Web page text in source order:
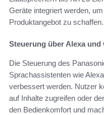
Geräte integriert werden,
Produktangebot zu schaffen.
Steuerung über Alexa
Die Steuerung des
Sprachassistenten wie
verbessert werden. Nutzer
auf Inhalte zugreifen oder
den Bedienkomfort und